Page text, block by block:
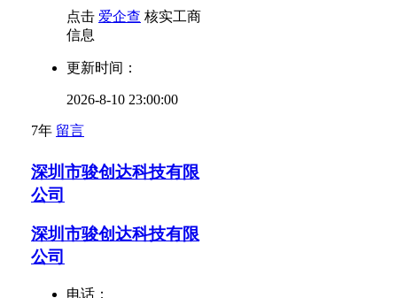
点击 爱企查 核实工商
信息
更新时间：
2026-8-10 23:00:00
7年 留言
深圳市骏创达科技有限
公司
深圳市骏创达科技有限
公司
电话：